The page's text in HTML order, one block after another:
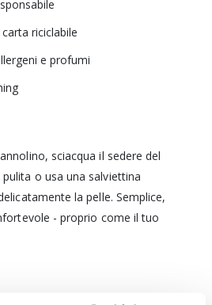
riciclabile
e profumi
sciacqua il sedere del
o usa una salviettina
la pelle. Semplice,
- proprio come il tuo